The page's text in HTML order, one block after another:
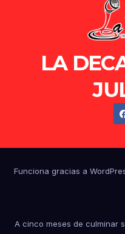
LA
Funciona gracias a
A cinco meses de culminar